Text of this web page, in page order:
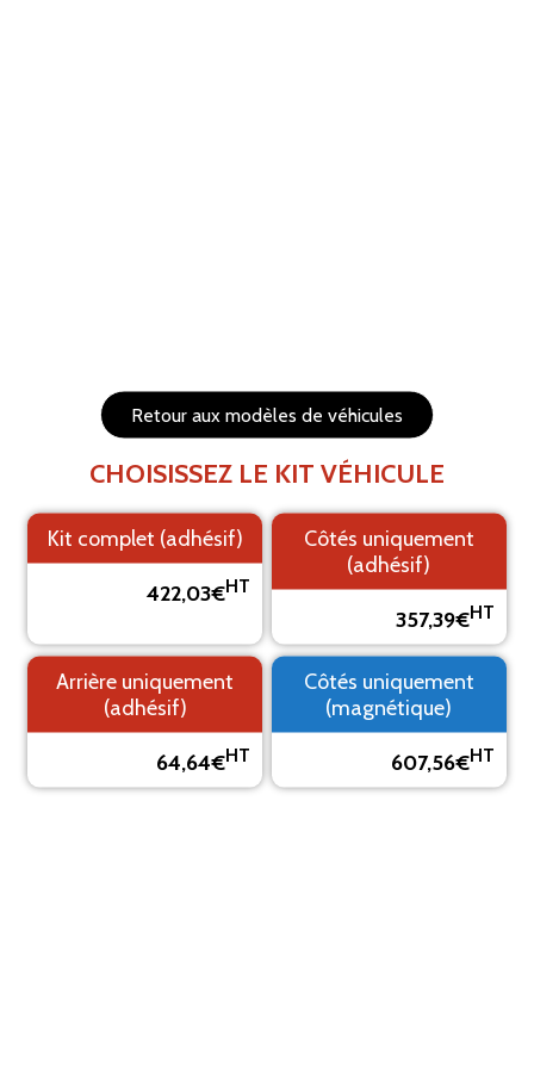
Retour aux modèles de véhicules
CHOISISSEZ LE KIT VÉHICULE
Kit complet (adhésif)
422,03€HT
Côtés uniquement
(adhésif)
357,39€HT
Arrière uniquement
(adhésif)
64,64€HT
Côtés uniquement
(magnétique)
607,56€HT
1. Fond 2. Logo 3. Texte 4. Aperçu
PRÉVISUALISEZ VOTRE MARQUAGE ADHÉSIF
Le visuel est un aperçu, il peut varier du résultat final